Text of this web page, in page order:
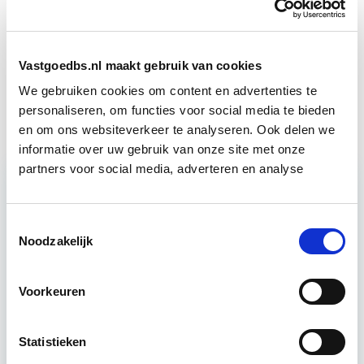
Vastgoedbs.nl maakt gebruik van cookies
We gebruiken cookies om content en advertenties te
personaliseren, om functies voor social media te bieden
en om ons websiteverkeer te analyseren. Ook delen we
informatie over uw gebruik van onze site met onze
partners voor social media, adverteren en analyse
Noodzakelijk
Voorkeuren
Statistieken
Elementaire Bouwkunde Start do 17 sep
Circulair bouwen is de toekomst. Letterlijk, want in
bouweconomie volledig circulair is. Dit betekent
dat… Lees verder